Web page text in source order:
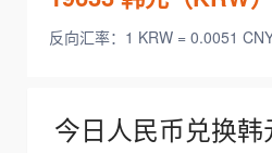
反向汇率：1 KRW = 0.0051
今日人民币兑换韩